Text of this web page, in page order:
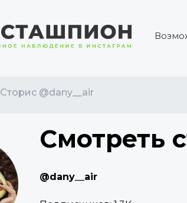
Сторис @dany__air
Смотреть
@dany__air